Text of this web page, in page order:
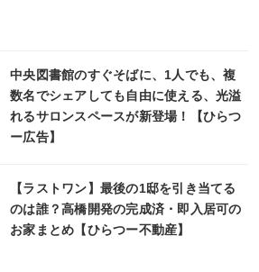
中央図書館のすぐそばに、1人でも、複
数名でシェアしても自由に使える、光溢
れるサロンスペースが新登場！【ひらつ
ー広告】
【ラストワン】最後の1邸を引き当てる
のは誰？高橋開発の完成済・即入居可の
お家まとめ【ひらつー不動産】